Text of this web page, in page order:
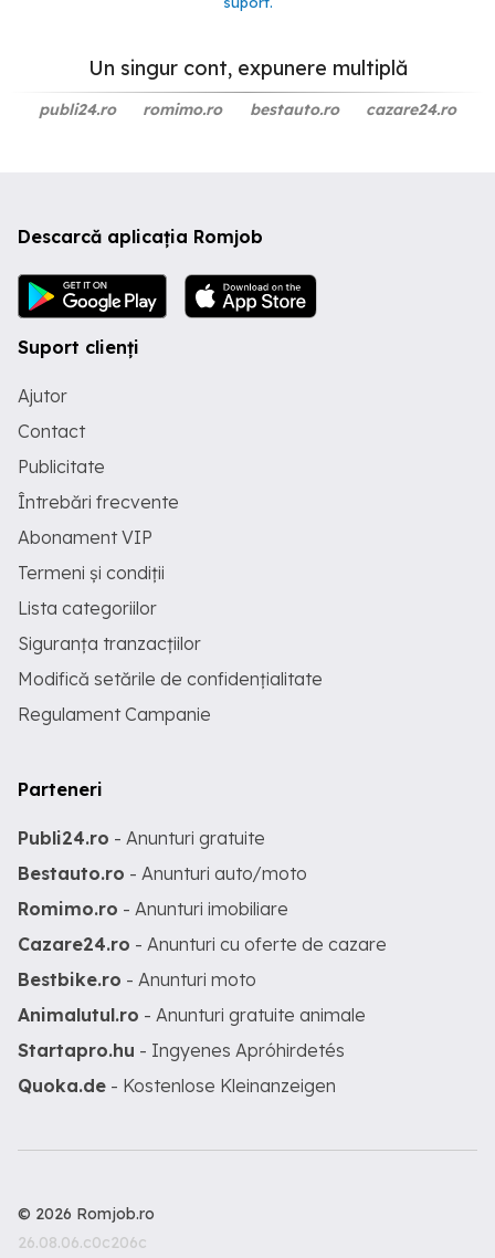
Un singur cont, expunere multiplă
publi24.ro romimo.ro bestauto.ro cazare24.ro
Descarcă aplicația Romjob
Suport clienți
Ajutor
Contact
Publicitate
Întrebări frecvente
Abonament VIP
Termeni și condiții
Lista categoriilor
Siguranța tranzacțiilor
Modifică setările de confidențialitate
Regulament Campanie
Parteneri
Publi24.ro - Anunturi gratuite
Bestauto.ro - Anunturi auto/moto
Romimo.ro - Anunturi imobiliare
Cazare24.ro - Anunturi cu oferte de cazare
Bestbike.ro - Anunturi moto
Animalutul.ro - Anunturi gratuite animale
Startapro.hu - Ingyenes Apróhirdetés
Quoka.de - Kostenlose Kleinanzeigen
© 2026 Romjob.ro
26.08.06.c0c206c